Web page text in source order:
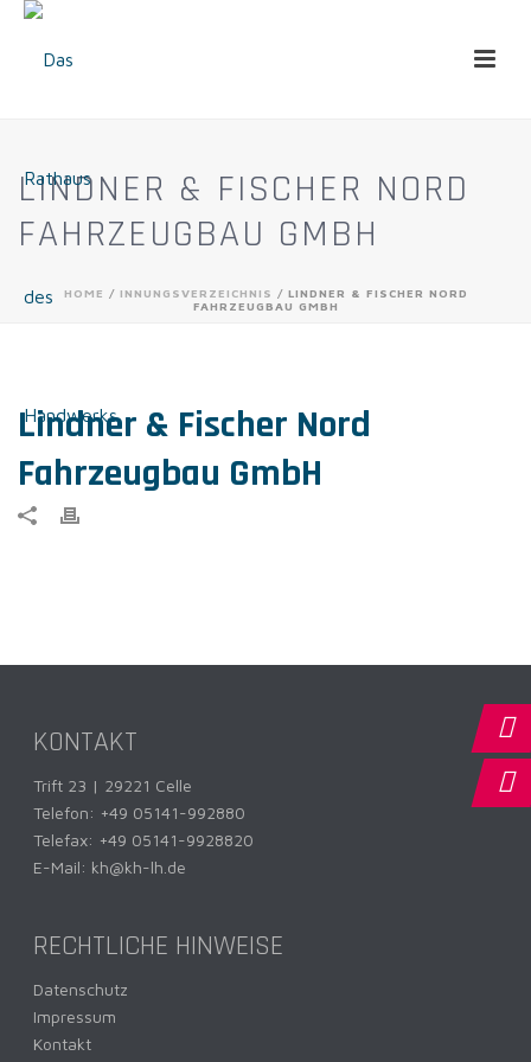
LINDNER & FISCHER NORD
FAHRZEUGBAU GMBH
HOME / INNUNGSVERZEICHNIS / LINDNER & FISCHER NORD
FAHRZEUGBAU GMBH
Lindner & Fischer Nord
Fahrzeugbau GmbH
KONTAKT
Trift 23 | 29221 Celle
Telefon: +49 05141-992880
Telefax: +49 05141-9928820
E-Mail: kh@kh-lh.de
RECHTLICHE HINWEISE
Datenschutz
Impressum
Kontakt